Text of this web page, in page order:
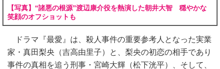
【写真】“諸悪の根源”渡辺康介役を熱演した朝井大智 穏やかな
笑顔のオフショットも
ドラマ『最愛』は、殺人事件の重要参考人となった実業
家・真田梨央（吉高由里子）と、梨央の初恋の相手であり
事件の真相を追う刑事・宮崎大輝（松下洸平）、そして、